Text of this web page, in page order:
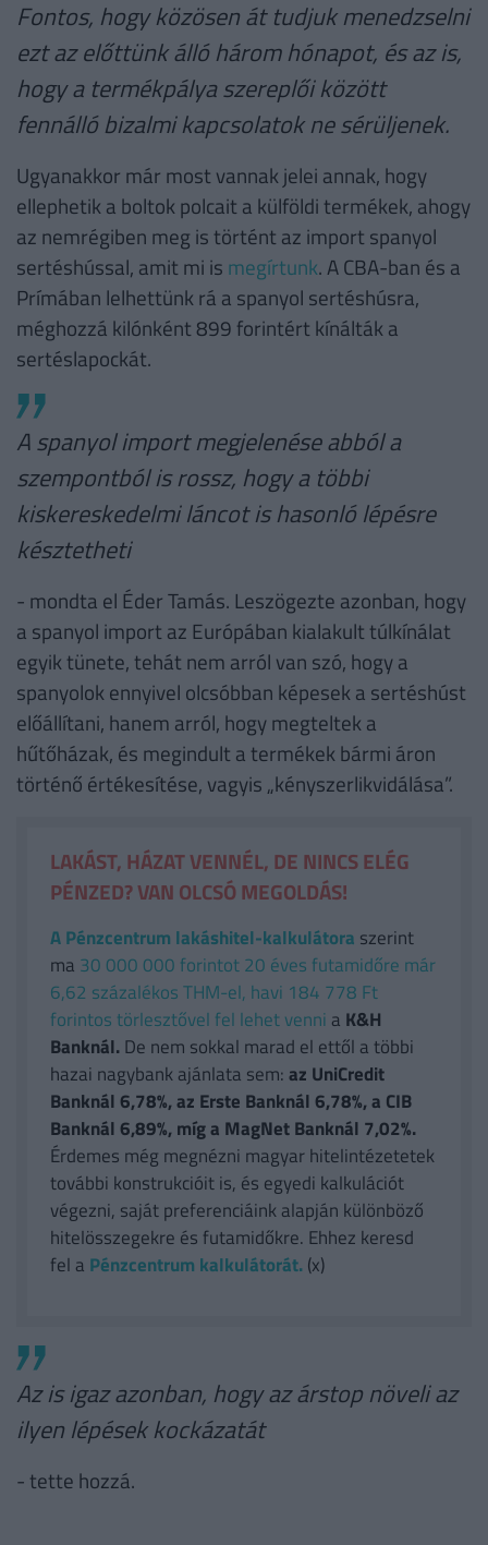
Fontos, hogy közösen át tudjuk menedzselni
ezt az előttünk álló három hónapot, és az is,
hogy a termékpálya szereplői között
fennálló bizalmi kapcsolatok ne sérüljenek.
Ugyanakkor már most vannak jelei annak, hogy
ellephetik a boltok polcait a külföldi termékek, ahogy
az nemrégiben meg is történt az import spanyol
sertéshússal, amit mi is megírtunk. A CBA-ban és a
Prímában lelhettünk rá a spanyol sertéshúsra,
méghozzá kilónként 899 forintért kínálták a
sertéslapockát.
A spanyol import megjelenése abból a
szempontból is rossz, hogy a többi
kiskereskedelmi láncot is hasonló lépésre
késztetheti
- mondta el Éder Tamás. Leszögezte azonban, hogy
a spanyol import az Európában kialakult túlkínálat
egyik tünete, tehát nem arról van szó, hogy a
spanyolok ennyivel olcsóbban képesek a sertéshúst
előállítani, hanem arról, hogy megteltek a
hűtőházak, és megindult a termékek bármi áron
történő értékesítése, vagyis „kényszerlikvidálása”.
LAKÁST, HÁZAT VENNÉL, DE NINCS ELÉG
PÉNZED? VAN OLCSÓ MEGOLDÁS!
A Pénzcentrum lakáshitel-kalkulátora szerint
ma 30 000 000 forintot 20 éves futamidőre már
6,62 százalékos THM-el, havi 184 778 Ft
forintos törlesztővel fel lehet venni a K&H
Banknál.De nem sokkal marad el ettől a többi
hazai nagybank ajánlata sem:az UniCredit
Banknál 6,78%, az Erste Banknál 6,78%, a CIB
Banknál 6,89%, míg a MagNet Banknál 7,02%.
Érdemes még megnézni magyar hitelintézetetek
további konstrukcióit is, és egyedi kalkulációt
végezni, saját preferenciáink alapján különböző
hitelösszegekre és futamidőkre. Ehhez keresd
fel a Pénzcentrum kalkulátorát.(x)
Az is igaz azonban, hogy az árstop növeli az
ilyen lépések kockázatát
- tette hozzá.